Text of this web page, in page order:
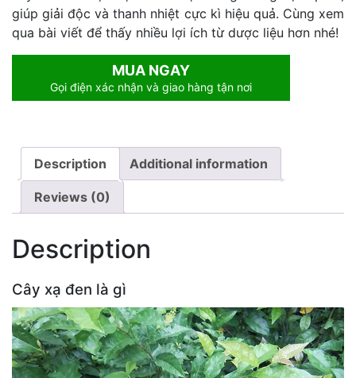
giúp giải độc và thanh nhiệt cực kì hiệu quả. Cùng xem
qua bài viết để thấy nhiều lợi ích từ dược liệu hơn nhé!
MUA NGAY
Gọi điện xác nhận và giao hàng tận nơi
Description Additional information
Reviews (0)
Description
Cây xạ đen là gì